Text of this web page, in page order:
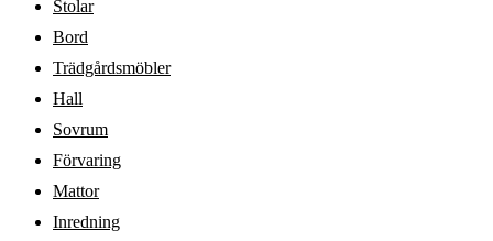
Stolar
Bord
Trädgårdsmöbler
Hall
Sovrum
Förvaring
Mattor
Inredning